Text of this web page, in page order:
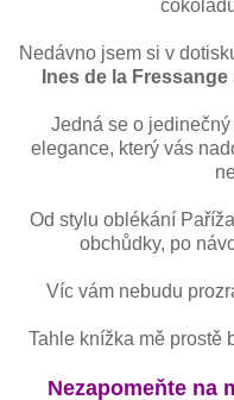
Nedávno jsem si v
Ines de la Fressange
Jedná se o
elegance, který vás
Od stylu oblékání
obchůdky, po
Víc vám nebudu
Tahle knížka mě prostě
Nezapomeňte na